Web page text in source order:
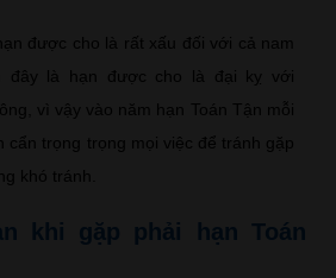
được cho là rất xấu đối với cả nam
đây là hạn được cho là đại kỵ với
vì vậy vào năm hạn Toán Tận mỗi
cẩn trọng trọng mọi việc để tránh gặp
khó tránh.
khi gặp phải hạn Toán